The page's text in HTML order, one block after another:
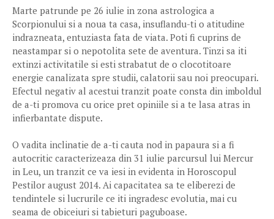
Marte patrunde pe 26 iulie in zona astrologica a
Scorpionului si a noua ta casa, insuflandu-ti o atitudine
indrazneata, entuziasta fata de viata. Poti fi cuprins de
neastampar si o nepotolita sete de aventura. Tinzi sa iti
extinzi activitatile si esti strabatut de o clocotitoare
energie canalizata spre studii, calatorii sau noi preocupari.
Efectul negativ al acestui tranzit poate consta din imboldul
de a-ti promova cu orice pret opiniile si a te lasa atras in
infierbantate dispute.
O vadita inclinatie de a-ti cauta nod in papaura si a fi
autocritic caracterizeaza din 31 iulie parcursul lui Mercur
in Leu, un tranzit ce va iesi in evidenta in Horoscopul
Pestilor august 2014. Ai capacitatea sa te eliberezi de
tendintele si lucrurile ce iti ingradesc evolutia, mai cu
seama de obiceiuri si tabieturi paguboase.